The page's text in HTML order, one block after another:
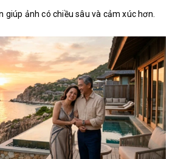
giúp ảnh có chiều sâu và cảm xúc hơn.